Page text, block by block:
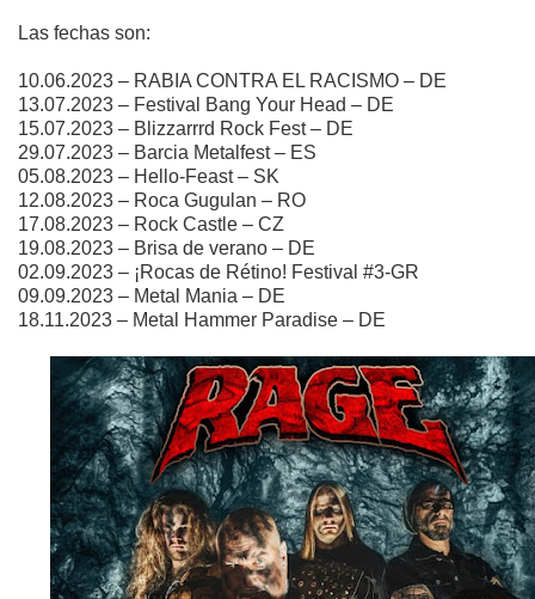
Las fechas son:
10.06.2023 – RABIA CONTRA EL RACISMO – DE
13.07.2023 – Festival Bang Your Head – DE
15.07.2023 – Blizzarrrd Rock Fest – DE
29.07.2023 – Barcia Metalfest – ES
05.08.2023 – Hello-Feast – SK
12.08.2023 – Roca Gugulan – RO
17.08.2023 – Rock Castle – CZ
19.08.2023 – Brisa de verano – DE
02.09.2023 – ¡Rocas de Rétino! Festival #3-GR
09.09.2023 – Metal Mania – DE
18.11.2023 – Metal Hammer Paradise – DE